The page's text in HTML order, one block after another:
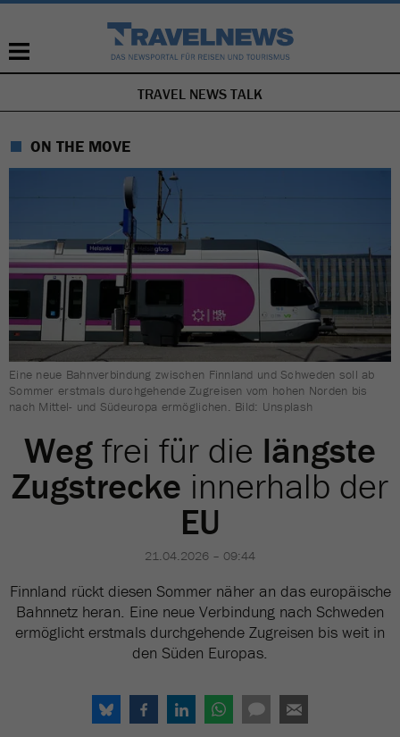
NAVIGATION
ÜBERSPRINGEN
TRAVEL NEWS TALK
ON THE MOVE
Eine neue Bahnverbindung zwischen Finnland und Schweden soll ab
Sommer erstmals durchgehende Zugreisen vom hohen Norden bis
nach Mittel- und Südeuropa ermöglichen. Bild: Unsplash
Weg frei für die längste
Zugstrecke innerhalb der
EU
21.04.2026 – 09:44
Finnland rückt diesen Sommer näher an das europäische
Bahnnetz heran. Eine neue Verbindung nach Schweden
ermöglicht erstmals durchgehende Zugreisen bis weit in
den Süden Europas.